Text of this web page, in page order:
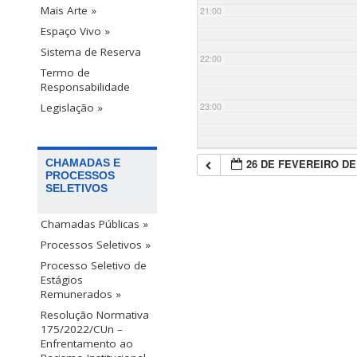
Mais Arte »
Espaço Vivo »
Sistema de Reserva
Termo de
Responsabilidade
Legislação »
CHAMADAS E
PROCESSOS
SELETIVOS
Chamadas Públicas »
Processos Seletivos »
Processo Seletivo de
Estágios
Remunerados »
Resolução Normativa
175/2022/CUn –
Enfrentamento ao
21:00
22:00
23:00
26 DE FEVEREIRO